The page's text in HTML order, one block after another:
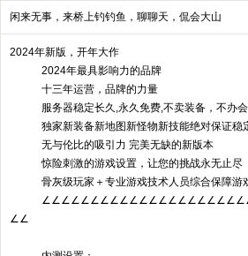
闲来无事，来桥上钓钓鱼，聊聊天，侃会大山
2024年新版，开年大作
2024年最具影响力的品牌
十三年运营，品牌的力量
服务器稳定长久,永久免费,不卖装备，不办会
独家新装备新地图新怪物新技能绝对保证稳
无与伦比的吸引力 完美无缺的新版本
惊险刺激的游戏设置，让您的挑战永无止尽
骨灰级玩家＋专业游戏技术人员综合保障游
∠∠